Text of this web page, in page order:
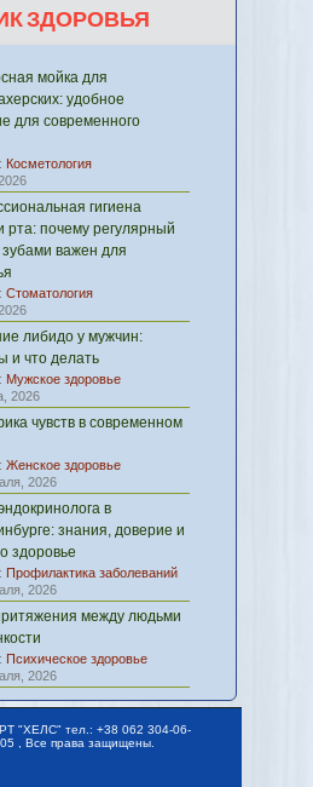
ЗДОРОВЬЯ
мойка для
удобное
для современного
Косметология
гигиена
рта: почему регулярный
зубами важен для
Стоматология
либидо у мужчин:
и что делать
Мужское здоровье
2026
чувств в современном
Женское здоровье
2026
в
знания, доверие и
здоровье
Профилактика заболеваний
2026
между людьми
Психическое здоровье
2026
"ХЕЛС" тел.: +38 062 304-06-
, Все права защищены.